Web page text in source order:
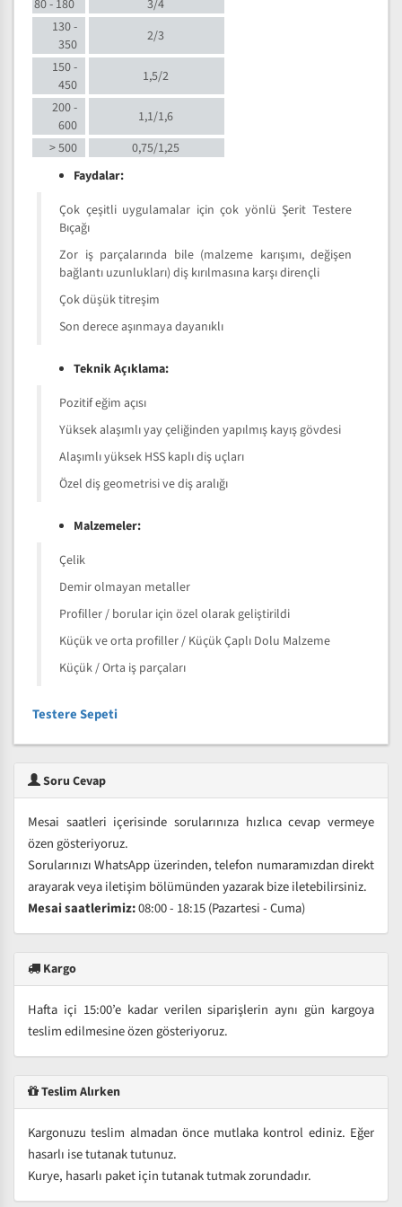
80 - 180
3/4
130 -
350
2/3
150 -
450
1,5/2
200 -
600
1,1/1,6
> 500
0,75/1,25
Faydalar:
Çok çeşitli uygulamalar için çok yönlü Şerit Testere
Bıçağı
Zor iş parçalarında bile (malzeme karışımı, değişen
bağlantı uzunlukları) diş kırılmasına karşı dirençli
Çok düşük titreşim
Son derece aşınmaya dayanıklı
Teknik Açıklama:
Pozitif eğim açısı
Yüksek alaşımlı yay çeliğinden yapılmış kayış gövdesi
Alaşımlı yüksek HSS kaplı diş uçları
Özel diş geometrisi ve diş aralığı
Malzemeler:
Çelik
Demir olmayan metaller
Profiller / borular için özel olarak geliştirildi
Küçük ve orta profiller / Küçük Çaplı Dolu Malzeme
Küçük / Orta iş parçaları
Testere Sepeti
Soru Cevap
Mesai saatleri içerisinde sorularınıza hızlıca cevap vermeye
özen gösteriyoruz.
Sorularınızı WhatsApp üzerinden, telefon numaramızdan direkt
arayarak veya iletişim bölümünden yazarak bize iletebilirsiniz.
Mesai saatlerimiz:08:00 - 18:15 (Pazartesi - Cuma)
Kargo
Hafta içi 15:00’e kadar verilen siparişlerin aynı gün kargoya
teslim edilmesine özen gösteriyoruz.
Teslim Alırken
Kargonuzu teslim almadan önce mutlaka kontrol ediniz. Eğer
hasarlı ise tutanak tutunuz.
Kurye, hasarlı paket için tutanak tutmak zorundadır.